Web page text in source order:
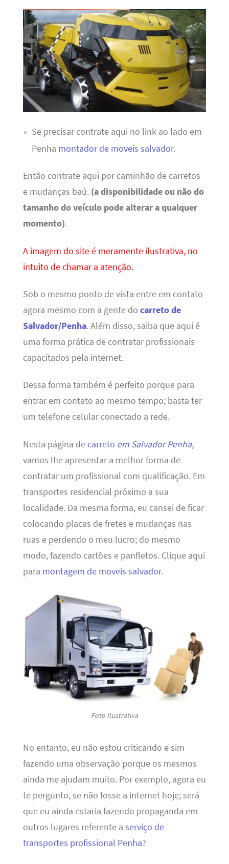
Se precisar contrate aqui no link ao lado em
Penha montador de moveis salvador.
Então contrate aqui por caminhão de carretos
e mudanças baú. (a disponibilidade ou não do
tamanho do veículo pode alterar a qualquer
momento).
A imagem do site é meramente ilustrativa, no
intuito de chamar a atenção.
Sob o mesmo ponto de vista entre em contato
agora mesmo com a gente do carreto de
Salvador/Penha. Além disso, saiba que aqui é
uma forma prática de contratar profissionais
capacitados pela internet.
Dessa forma também é perfeito porque para
entrar em contato ao mesmo tempo; basta ter
um telefone celular conectado a rede.
Nesta página decarreto em Salvador Penha,
vamos lhe apresentar a melhor forma de
contratar um profissional com qualificação. Em
transportes residencial próximo a sua
localidade. Da mesma forma, eu cansei de ficar
colocando placas de fretes e mudanças nas
ruas e perdendo o meu lucro; do mesmo
modo, fazendo cartões e panfletos. Clique aqui
para montagem de moveis salvador.
Foto Ilustrativa
No entanto, eu não estou criticando e sim
fazendo uma observação porque os mesmos
ainda me ajudam muito. Por exemplo, agora eu
te pergunto, se não fosse a internet hoje; será
que eu ainda estaria fazendo propaganda em
outros lugares referente a serviço de
transportes profissional Penha?